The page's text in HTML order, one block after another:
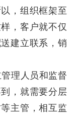
，组织框架至
，客户就不仅
建立联系，销
理人员和监督
，就需要分层
主管，相互监